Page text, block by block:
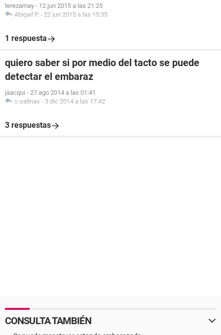
terezamay - 12 jun 2015 a las 21:25
Abigail P. - 22 jun 2015 a las 15:35
1 respuesta
quiero saber si por medio del tacto se puede
detectar el embaraz
jaacqui - 27 ago 2014 a las 01:41
c-salinas - 3 dic 2014 a las 17:42
3 respuestas
CONSULTA TAMBIÉN